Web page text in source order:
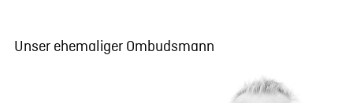
Unser ehemaliger Ombudsmann